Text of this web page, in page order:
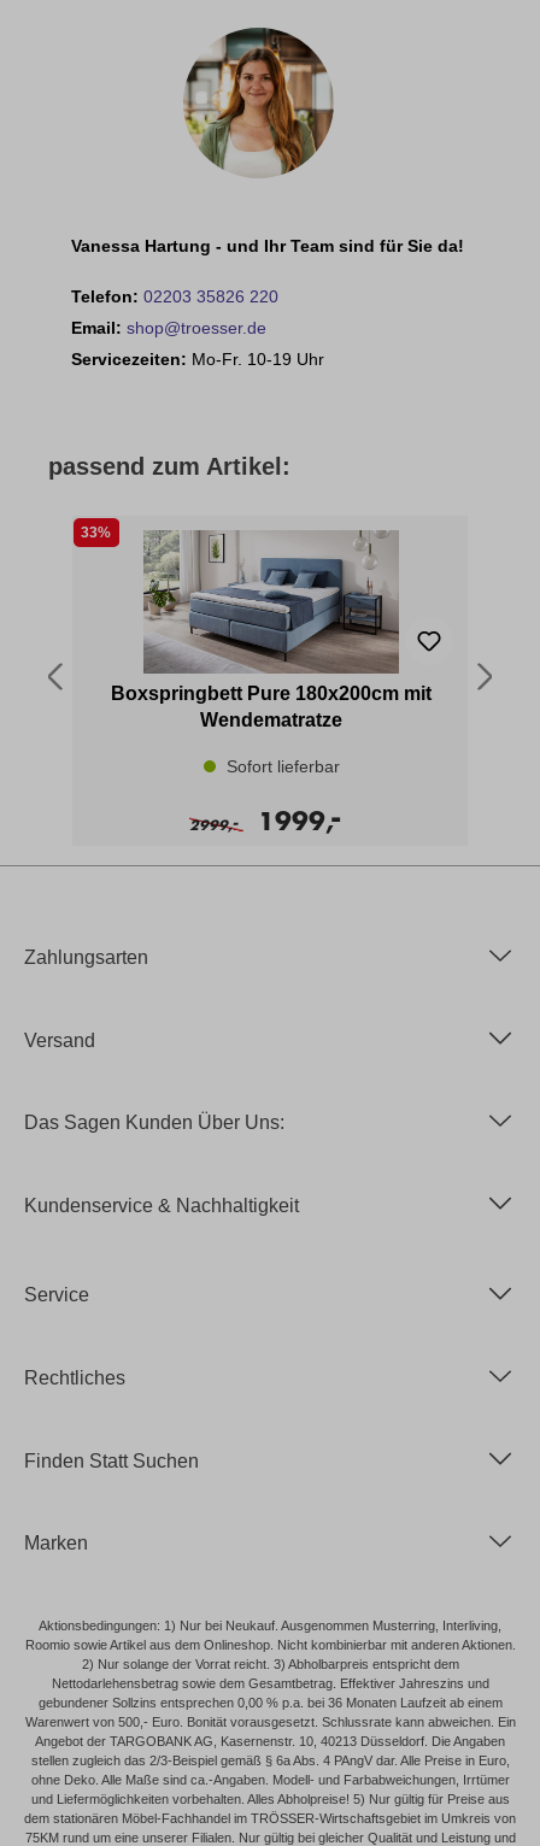
Vanessa Hartung - und Ihr Team sind für Sie da!
Telefon: 02203 35826 220
Email: shop@troesser.de
Servicezeiten: Mo-Fr. 10-19 Uhr
passend zum Artikel:
33%
Boxspringbett Pure 180x200cm mit
Wendematratze
Sofort lieferbar
2999,
- 1999,
-
Zahlungsarten
Versand
Das Sagen Kunden Über Uns:
Kundenservice & Nachhaltigkeit
Service
Rechtliches
Finden Statt Suchen
Marken
Aktionsbedingungen: 1) Nur bei Neukauf. Ausgenommen Musterring, Interliving,
Roomio sowie Artikel aus dem Onlineshop. Nicht kombinierbar mit anderen Aktionen.
2) Nur solange der Vorrat reicht. 3) Abholbarpreis entspricht dem
Nettodarlehensbetrag sowie dem Gesamtbetrag. Effektiver Jahreszins und
gebundener Sollzins entsprechen 0,00 % p.a. bei 36 Monaten Laufzeit ab einem
Warenwert von 500,- Euro. Bonität vorausgesetzt. Schlussrate kann abweichen. Ein
Angebot der TARGOBANK AG, Kasernenstr. 10, 40213 Düsseldorf. Die Angaben
stellen zugleich das 2/3-Beispiel gemäß § 6a Abs. 4 PAngV dar. Alle Preise in Euro,
ohne Deko. Alle Maße sind ca.-Angaben. Modell- und Farbabweichungen, Irrtümer
und Liefermöglichkeiten vorbehalten. Alles Abholpreise! 5) Nur gültig für Preise aus
dem stationären Möbel-Fachhandel im TRÖSSER-Wirtschaftsgebiet im Umkreis von
75KM rund um eine unserer Filialen. Nur gültig bei gleicher Qualität und Leistung und